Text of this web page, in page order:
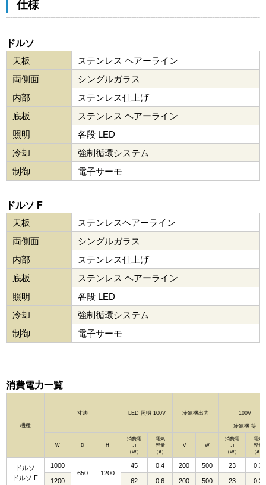
仕様
ドルソ
天板
ステンレス ヘアーライン
両側面
シングルガラス
内部
ステンレス仕上げ
底板
ステンレス ヘアーライン
照明
各段 LED
冷却
強制循環システム
制御
電子サーモ
ドルソ F
天板
ステンレスヘアーライン
両側面
シングルガラス
内部
ステンレス仕上げ
底板
ステンレス ヘアーライン
照明
各段 LED
冷却
強制循環システム
制御
電子サーモ
消費電力一覧
機種
寸法 LED 照明 100V 冷凍機出力 100V
冷凍機 等
W D H
消費電
力
（W）
電気
容量
（A）
V W
消費電
力
（W）
電気
容量
（A）
ドルソ
ドルソ F
1000
650
1200
45 0.4 200 500 23 0.3
1200 62 0.6 200 500 23 0.3